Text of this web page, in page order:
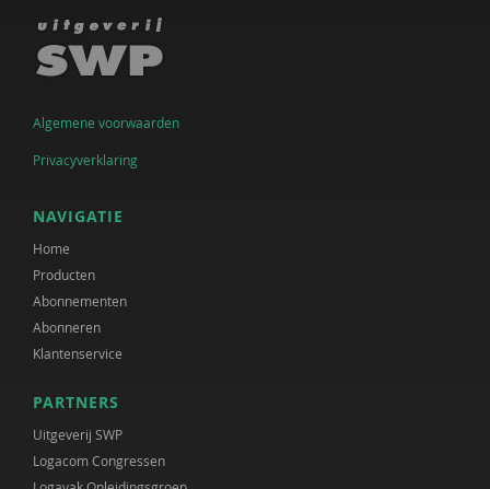
Algemene voorwaarden
Privacyverklaring
NAVIGATIE
Home
Producten
Abonnementen
Abonneren
Klantenservice
PARTNERS
Uitgeverij SWP
Logacom Congressen